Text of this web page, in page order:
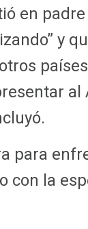
en
y
para
con la